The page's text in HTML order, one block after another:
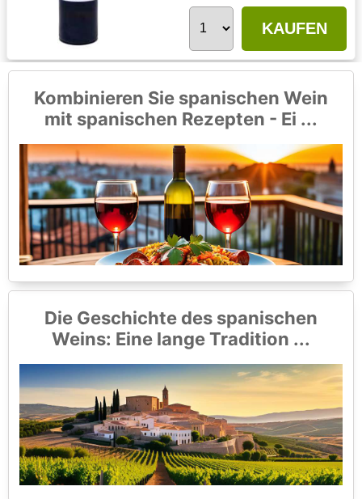
KAUFEN
Kombinieren Sie spanischen Wein
mit spanischen Rezepten - Ei ...
Die Geschichte des spanischen
Weins: Eine lange Tradition ...